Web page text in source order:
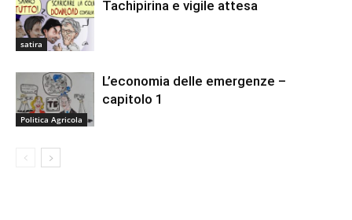
satira
Tachipirina e vigile attesa
Politica Agricola
L’economia delle emergenze –
capitolo 1